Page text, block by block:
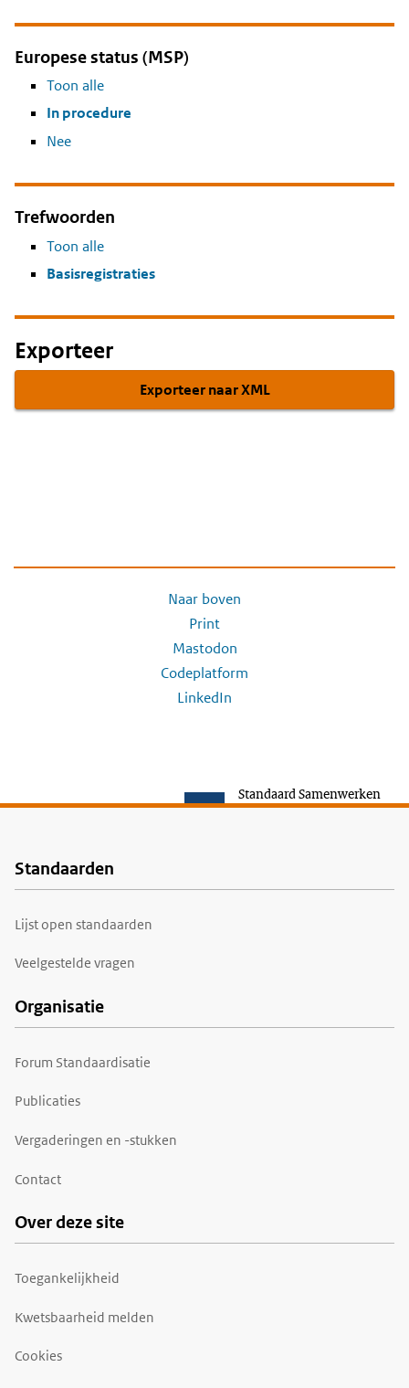
Europese status (MSP)
Toon alle
In procedure
Nee
Trefwoorden
Toon alle
Basisregistraties
Exporteer
Exporteer naar XML
Naar boven
Print
Mastodon
Codeplatform
LinkedIn
Standaard Samenwerken
Voet
Standaarden
Lijst open standaarden
Veelgestelde vragen
Organisatie
Forum Standaardisatie
Publicaties
Vergaderingen en -stukken
Contact
Over deze site
Toegankelijkheid
Kwetsbaarheid melden
Cookies